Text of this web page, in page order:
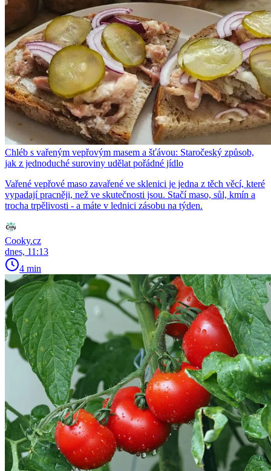
Chléb s vařeným vepřovým masem a šťávou: Staročeský způsob,
jak z jednoduché suroviny udělat pořádné jídlo
Vařené vepřové maso zavařené ve sklenici je jedna z těch věcí, které
vypadají pracněji, než ve skutečnosti jsou. Stačí maso, sůl, kmín a
trocha trpělivosti - a máte v lednici zásobu na týden.
Cooky.cz
dnes, 11:13
4 min